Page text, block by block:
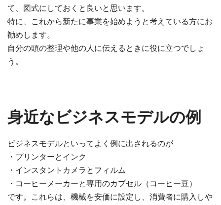
て、図式にしておくと良いと思います。
特に、これから新たに事業を始めようと考えている方にお
勧めします。
自分の頭の整理や他の人に伝えるときに役に立つでしょ
う。
身近なビジネスモデルの例
ビジネスモデルといってよく例に出されるのが
・プリンターとインク
・インスタントカメラとフィルム
・コーヒーメーカーと専用のカプセル（コーヒー豆）
です。これらは、機械を安価に設定し、消費者に購入しや